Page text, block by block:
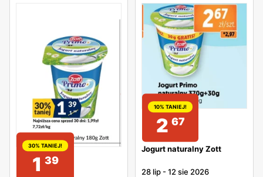
30% TANIEJ!
1 39
10% TANIEJ!
2 67
Jogurt naturalny Zott
28 lip -12 sie 2026